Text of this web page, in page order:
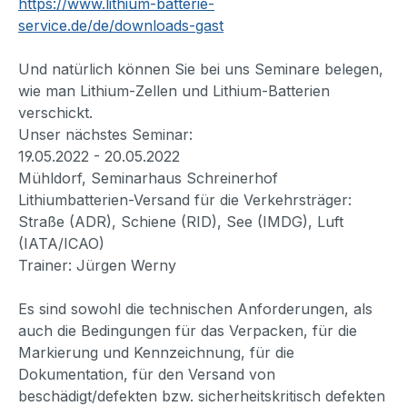
service.de/de/downloads-gast
Und natürlich können Sie bei uns Seminare belegen,
wie man Lithium-Zellen und Lithium-Batterien
verschickt.
Unser nächstes Seminar:
19.05.2022 - 20.05.2022
Mühldorf, Seminarhaus Schreinerhof
Lithiumbatterien-Versand für die Verkehrsträger:
Straße (ADR), Schiene (RID), See (IMDG), Luft
(IATA/ICAO)
Trainer: Jürgen Werny
Es sind sowohl die technischen Anforderungen, als
auch die Bedingungen für das Verpacken, für die
Markierung und Kennzeichnung, für die
Dokumentation, für den Versand von
beschädigt/defekten bzw. sicherheitskritisch defekten